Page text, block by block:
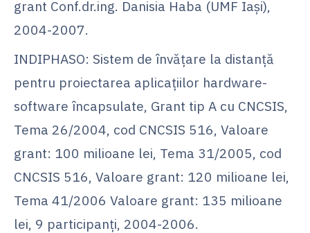
grant Conf.dr.ing. Danisia Haba (UMF Iaşi),
2004-2007.
INDIPHASO: Sistem de învăţare la distanţă
pentru proiectarea aplicaţiilor hardware-
software încapsulate, Grant tip A cu CNCSIS,
Tema 26/2004, cod CNCSIS 516, Valoare
grant: 100 milioane lei, Tema 31/2005, cod
CNCSIS 516, Valoare grant: 120 milioane lei,
Tema 41/2006 Valoare grant: 135 milioane
lei, 9 participanţi, 2004-2006.